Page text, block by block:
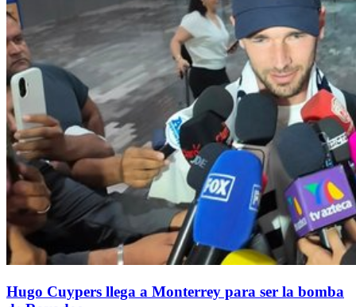
Hugo Cuypers llega a Monterrey para ser la bomba